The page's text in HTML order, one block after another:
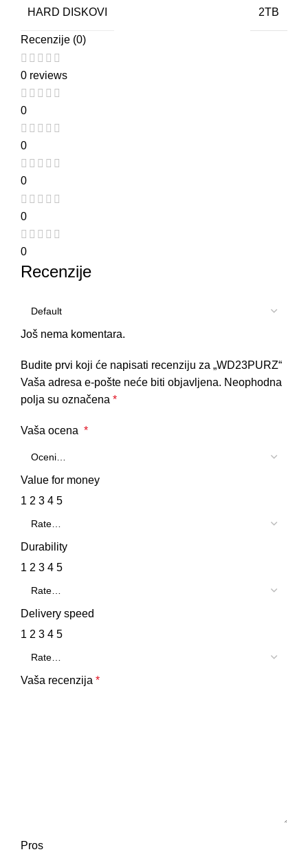
HARD DISKOVI 2TB
Recenzije (0)
0 reviews
0
0
0
0
0
Recenzije
Još nema komentara.
Budite prvi koji će napisati recenziju za „WD23PURZ“
Vaša adresa e-pošte neće biti objavljena. Neophodna
polja su označena *
Vaša ocena *
Value for money
1 2 3 4 5
Durability
1 2 3 4 5
Delivery speed
1 2 3 4 5
Vaša recenzija *
Pros